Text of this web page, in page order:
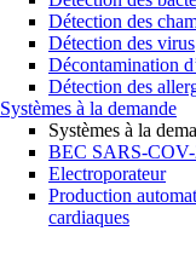
Détection des
Détection des virus
Décontamination
Détection des
Systèmes à la demande
Systèmes à la
BEC SARS-
Electroporateur
Production
cardiaques